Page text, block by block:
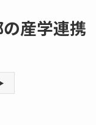
産学連携